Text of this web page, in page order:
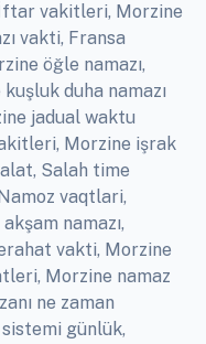
vakitleri, Morzine
vakti, Fransa
öğle namazı,
duha namazı
jadual waktu
Morzine işrak
Salah time
vaqtlari,
namazı,
vakti, Morzine
Morzine namaz
ne zaman
günlük,